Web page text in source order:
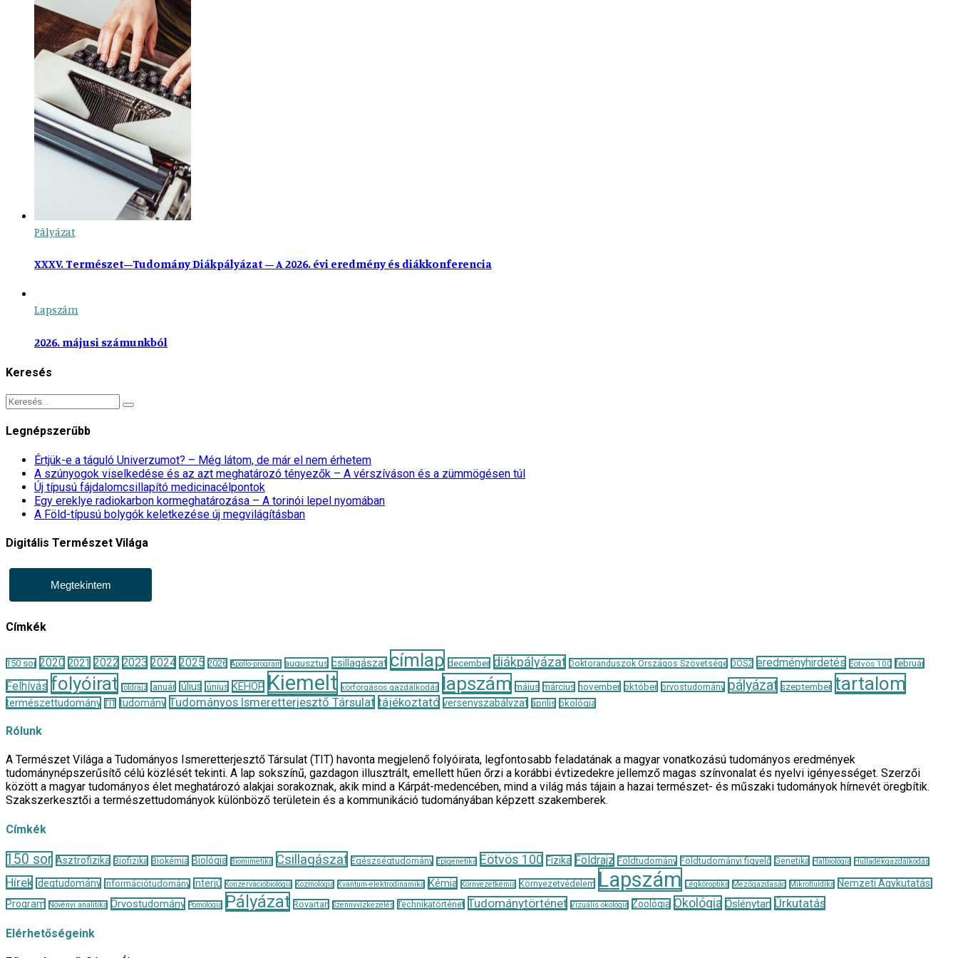
Pályázat
XXXV. Természet–Tudomány Diákpályázat – A 2026. évi eredmény és diákkonferencia
Lapszám
2026. májusi számunkból
Keresés
Legnépszerűbb
Értjük-e a táguló Univerzumot? – Még látom, de már el nem érhetem
A szúnyogok viselkedése és az azt meghatározó tényezők – A vérszíváson és a zümmögésen túl
Új típusú fájdalomcsillapító medicinacélpontok
Egy ereklye radiokarbon kormeghatározása – A torinói lepel nyomában
A Föld-típusú bolygók keletkezése új megvilágításban
Digitális Természet Világa
Megtekintem
Címkék
150 sor 2020 2021 2022 2023 2024 2025 2026 Apollo-program augusztus csillagászat címlap december diákpályázat Doktoranduszok Országos Szövetsége DOSZ eredményhirdetés Eötvös 100 február
Felhívás folyóirat földrajz január július június KEHOP Kiemelt körforgásos gazdálkodás lapszám május március november október orvostudomány pályázat szeptember tartalom
természettudomány TIT tudomány Tudományos Ismeretterjesztő Társulat tájékoztató versenyszabályzat április ökológia
Rólunk
A Természet Világa a Tudományos Ismeretterjesztő Társulat (TIT) havonta megjelenő folyóirata, legfontosabb feladatának a magyar vonatkozású tudományos eredmények
tudománynépszerűsítő célú közlését tekinti. A lap sokszínű, gazdagon illusztrált, emellett hűen őrzi a korábbi évtizedekre jellemző magas színvonalat és nyelvi igényességet. Szerzői
között a magyar tudományos élet meghatározó alakjai sorakoznak, akik mind a Kárpát-medencében, mind a világ más tájain a hazai természet- és műszaki tudományok hírnevét öregbítik.
Szakszerkesztői a természettudományok különböző területein és a kommunikáció tudományában képzett szakemberek.
Címkék
150 sor Asztrofizika Biofizika Biokémia Biológia Biomimetika Csillagászat Egészségtudomány Epigenetika Eötvös 100 Fizika Földrajz Földtudomány Földtudományi figyelő Genetika Halbiológia Hulladékgazdálkodás
Hírek Idegtudomány Információtudomány Interjú Konzervációbiológia Kozmológia Kvantum-elektrodinamika Kémia Környezetkémia Környezetvédelem Lapszám Légköroptika Mezőgazdaság Mikrofluidika
Nemzeti Agykutatási
Program
Növényi analitika Orvostudomány Pomológia Pályázat Rovartan Szennyvízkezelés Technikatörténet Tudománytörténet Vizuális ökológia Zoológia Ökológia Őslénytan Űrkutatás
Elérhetőségeink